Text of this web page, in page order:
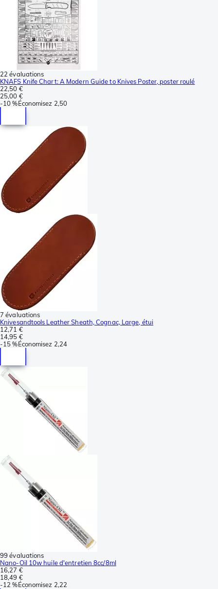
22 évaluations
KNAFS Knife Chart: A Modern Guide to Knives Poster, poster roulé
22,50 €
25,00 €
-10 %Économisez 2,50
7 évaluations
Knivesandtools Leather Sheath, Cognac, Large, étui
12,71 €
14,95 €
-15 %Économisez 2,24
99 évaluations
Nano-Oil 10w huile d'entretien 8cc/8ml
16,27 €
18,49 €
-12 %Économisez 2,22